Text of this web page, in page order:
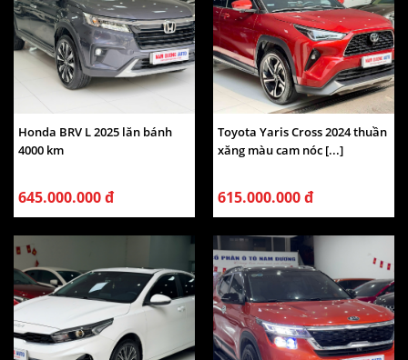
Honda BRV L 2025 lăn bánh
4000 km
645.000.000 đ
Toyota Yaris Cross 2024 thuần
xăng màu cam nóc [...]
615.000.000 đ